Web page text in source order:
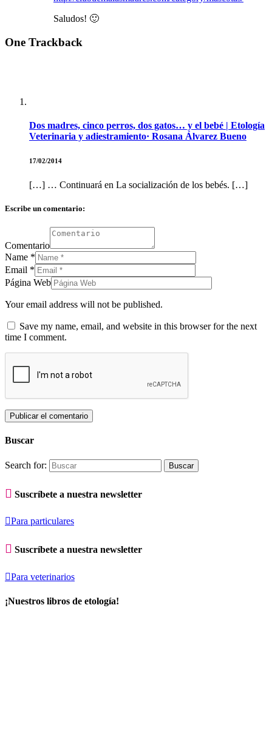
Saludos! 🙂
One Trackback
Dos madres, cinco perros, dos gatos… y el bebé | Etología
Veterinaria y adiestramiento· Rosana Álvarez Bueno
17/02/2014
[…] … Continuará en La socialización de los bebés. […]
Escribe un comentario:
Comentario
Name *
Email *
Página Web
Your email address will not be published.
Save my name, email, and website in this browser for the next
time I comment.
Buscar
Search for:
 Suscríbete a nuestra newsletter
Para particulares
 Suscríbete a nuestra newsletter
Para veterinarios
¡Nuestros libros de etología!